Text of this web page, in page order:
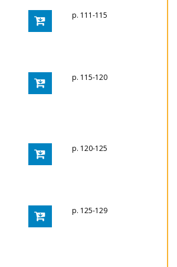
p. 111-115
p. 115-120
p. 120-125
p. 125-129